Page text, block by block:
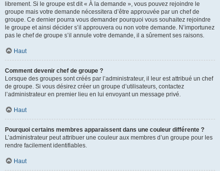
librement. Si le groupe est dit « À la demande », vous pouvez rejoindre le
groupe mais votre demande nécessitera d’être approuvée par un chef de
groupe. Ce dernier pourra vous demander pourquoi vous souhaitez rejoindre
le groupe et ainsi décider s’il approuvera ou non votre demande. N’importunez
pas le chef de groupe s’il annule votre demande, il a sûrement ses raisons.
Haut
Comment devenir chef de groupe ?
Lorsque des groupes sont créés par l’administrateur, il leur est attribué un chef
de groupe. Si vous désirez créer un groupe d’utilisateurs, contactez
l’administrateur en premier lieu en lui envoyant un message privé.
Haut
Pourquoi certains membres apparaissent dans une couleur différente ?
L’administrateur peut attribuer une couleur aux membres d’un groupe pour les
rendre facilement identifiables.
Haut